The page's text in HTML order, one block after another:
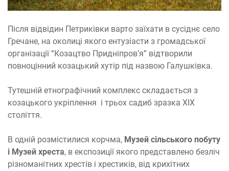
Після відвідин Петриківки варто заїхати в сусіднє село
Гречане, на околиці якого ентузіасти з громадської
організації “Козацтво Придніпров’я” відтворили
повноцінний козацький хутір під назвою Галушківка.
Тутешній етнографічний комплекс складається з
козацького укріплення і трьох садиб зразка XIX
століття.
В одній розмістилися корчма, Музей сільського побуту
і Музей хреста, в експозиції якого представлено безліч
різноманітних хрестів і хрестиків, від крихітних